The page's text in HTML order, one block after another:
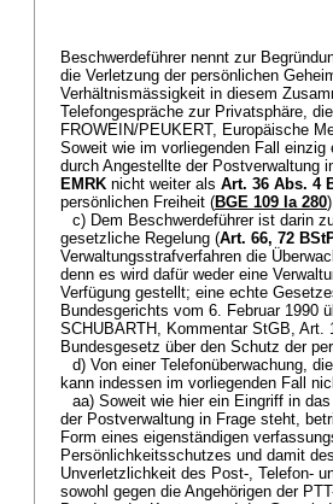
Beschwerdeführer nennt zur
die Verletzung der persönlichen
Verhältnismässigkeit in diesem
Telefongespräche zur Privatsphäre,
FROWEIN/PEUKERT, Europäische
Soweit wie im vorliegenden Fall
durch Angestellte der Postverwaltung
EMRK nicht weiter als Art. 36 Abs. 4
persönlichen Freiheit (BGE 109 Ia 280
c) Dem Beschwerdeführer ist darin
gesetzliche Regelung (Art. 66, 72
Verwaltungsstrafverfahren die
denn es wird dafür weder eine
Verfügung gestellt; eine echte
Bundesgerichts vom 6. Februar 1990
SCHUBARTH, Kommentar StGB, Art.
Bundesgesetz über den Schutz der
d) Von einer Telefonüberwachung,
kann indessen im vorliegenden Fall
aa) Soweit wie hier ein Eingriff in
der Postverwaltung in Frage steht,
Form eines eigenständigen
Persönlichkeitsschutzes und damit
Unverletzlichkeit des Post-, Telefon-
sowohl gegen die Angehörigen der